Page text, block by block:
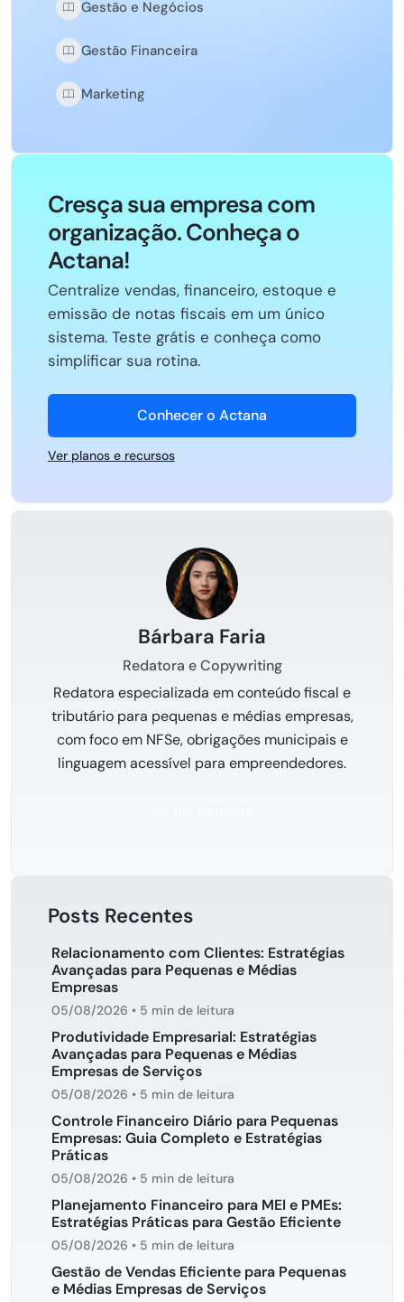
Gestão e Negócios
Gestão Financeira
Marketing
Cresça sua empresa com
organização. Conheça o
Actana!
Centralize vendas, financeiro, estoque e
emissão de notas fiscais em um único
sistema. Teste grátis e conheça como
simplificar sua rotina.
Conhecer o Actana
Ver planos e recursos
Bárbara Faria
Redatora e Copywriting
Redatora especializada em conteúdo fiscal e
tributário para pequenas e médias empresas,
com foco em NFSe, obrigações municipais e
linguagem acessível para empreendedores.
Posts Recentes
Relacionamento com Clientes: Estratégias
Avançadas para Pequenas e Médias
Empresas
05/08/2026 • 5 min de leitura
Produtividade Empresarial: Estratégias
Avançadas para Pequenas e Médias
Empresas de Serviços
05/08/2026 • 5 min de leitura
Controle Financeiro Diário para Pequenas
Empresas: Guia Completo e Estratégias
Práticas
05/08/2026 • 5 min de leitura
Planejamento Financeiro para MEI e PMEs:
Estratégias Práticas para Gestão Eficiente
05/08/2026 • 5 min de leitura
Gestão de Vendas Eficiente para Pequenas
e Médias Empresas de Serviços